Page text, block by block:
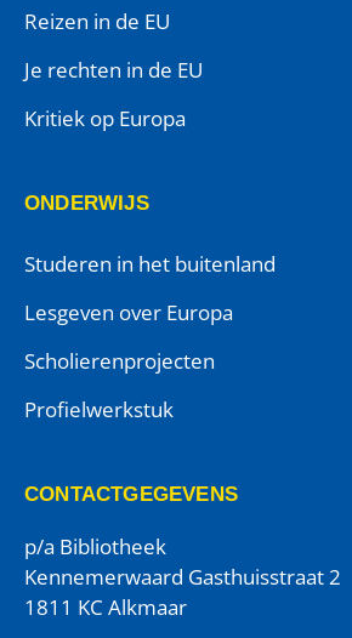
Reizen in de EU
Je rechten in de EU
Kritiek op Europa
ONDERWIJS
Studeren in het buitenland
Lesgeven over Europa
Scholierenprojecten
Profielwerkstuk
CONTACTGEGEVENS
p/a Bibliotheek
Kennemerwaard Gasthuisstraat 2
1811 KC Alkmaar